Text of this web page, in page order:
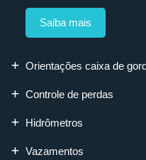
Saiba mais
Orientações caixa de
Controle de perdas
Hidrômetros
Vazamentos